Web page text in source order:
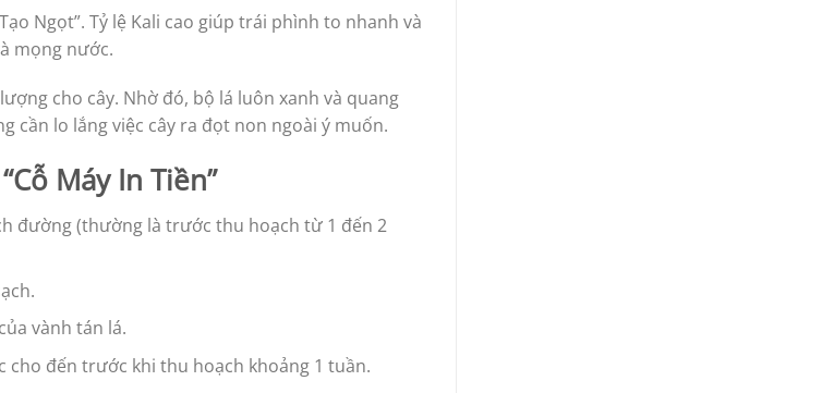
Ngọt”. Tỷ lệ Kali cao giúp trái phình to nhanh và
mọng nước.
cho cây. Nhờ đó, bộ lá luôn xanh và quang
cần lo lắng việc cây ra đọt non ngoài ý muốn.
Máy In Tiền”
đường (thường là trước thu hoạch từ 1 đến 2
vành tán lá.
đến trước khi thu hoạch khoảng 1 tuần.